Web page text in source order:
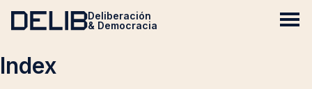
Deliberación
& Democracia
Index